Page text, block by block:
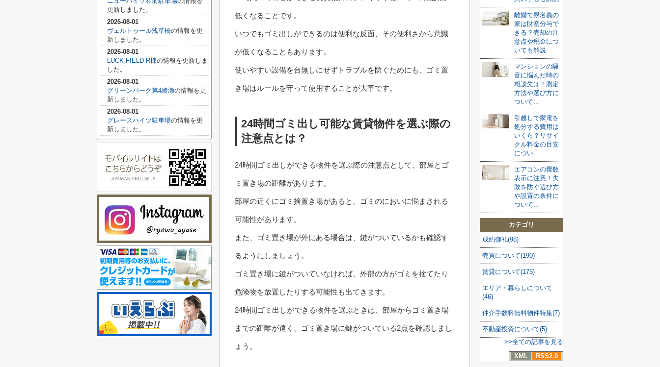
低くなることです。
いつでもゴミ出しができるのは便利な反面、その便利さから意識
が低くなることもあります。
使いやすい設備を台無しにせずトラブルを防ぐためにも、ゴミ置
き場はルールを守って使用することが大事です。
24時間ゴミ出し可能な賃貸物件を選ぶ際の
注意点とは？
24時間ゴミ出しができる物件を選ぶ際の注意点として、部屋とゴ
ミ置き場の距離があります。
部屋の近くにゴミ捨置き場があると、ゴミのにおいに悩まされる
可能性があります。
また、ゴミ置き場が外にある場合は、鍵がついているかも確認す
るようにしましょう。
ゴミ置き場に鍵がついていなければ、外部の方がゴミを捨てたり
危険物を放置したりする可能性も出てきます。
24時間ゴミ出しができる物件を選ぶときは、部屋からゴミ置き場
までの距離が遠く、ゴミ置き場に鍵がついている2点を確認しまし
ょう。
離婚で親名義の
家は財産分与で
きる？売却の注
意点や税金につ
いても解説
マンションの騒
音に悩んだ時の
相談先は？測定
方法や選び方に
ついて...
引越しで家電を
処分する費用は
いくら？リサイ
クル料金の目安
につい...
エアコンの畳数
表示に注意！失
敗を防ぐ選び方
や設置の条件に
ついて...
カテゴリ
成約御礼(98)
売買について(190)
賃貸について(175)
エリア・暮らしについて
(46)
仲介手数料無料物件特集(7)
不動産投資について(5)
>>全ての記事を見る
XML
RSS2.0
更新しました。
2026-08-01
ヴェルトゥール浅草橋の情報を更
新しました。
2026-08-01
LUCK FIELD R棟の情報を更新しま
した。
2026-08-01
グリーンパーク第4綾瀬の情報を更
新しました。
2026-08-01
グレースハイツ駐車場の情報を更
新しました。